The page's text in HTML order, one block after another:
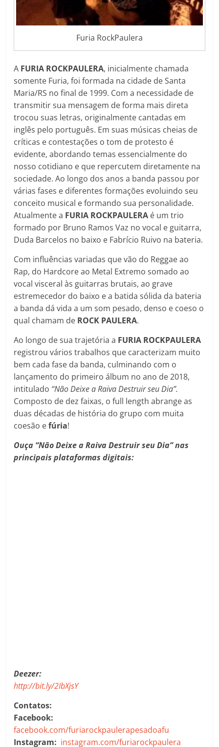
Furia RockPaulera
A FURIA ROCKPAULERA, inicialmente chamada
somente Furia, foi formada na cidade de Santa
Maria/RS no final de 1999. Com a necessidade de
transmitir sua mensagem de forma mais direta
trocou suas letras, originalmente cantadas em
inglês pelo português. Em suas músicas cheias de
críticas e contestações o tom de protesto é
evidente, abordando temas essencialmente do
nosso cotidiano e que repercutem diretamente na
sociedade. Ao longo dos anos a banda passou por
várias fases e diferentes formações evoluindo seu
conceito musical e formando sua personalidade.
Atualmente a FURIA ROCKPAULERA é um trio
formado por Bruno Ramos Vaz no vocal e guitarra,
Duda Barcelos no baixo e Fabrício Ruivo na bateria.
Com influências variadas que vão do Reggae ao
Rap, do Hardcore ao Metal Extremo somado ao
vocal visceral às guitarras brutais, ao grave
estremecedor do baixo e a batida sólida da bateria
a banda dá vida a um som pesado, denso e coeso o
qual chamam de ROCK PAULERA.
Ao longo de sua trajetória a FURIA ROCKPAULERA
registrou vários trabalhos que caracterizam muito
bem cada fase da banda, culminando com o
lançamento do primeiro álbum no ano de 2018,
intitulado “Não Deixe a Raiva Destruir seu Dia”.
Composto de dez faixas, o full length abrange as
duas décadas de história do grupo com muita
coesão efúria!
Ouça “Não Deixe a Raiva Destruir seu Dia” nas
principais plataformas digitais:
Deezer:
http://bit.ly/2IbXjsY
Contatos:
Facebook:
facebook.com/furiarockpaulerapesadoafu
Instagram: instagram.com/furiarockpaulera